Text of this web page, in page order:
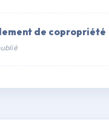
Syndic Digital
de copropriété